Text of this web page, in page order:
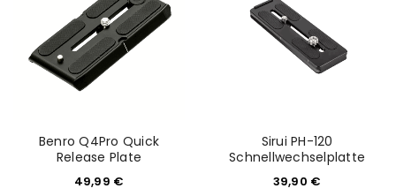
NEWSLETTER ABONNIEREN
Please select all the ways you would like to hear from
Ja, ich möchte ein Kundenkonto eröffnen und
akzeptiere die
*
Benro Q4Pro Quick
Release Plate
49,99 €
Sirui PH-120
Schnellwechselplatte
39,90 €